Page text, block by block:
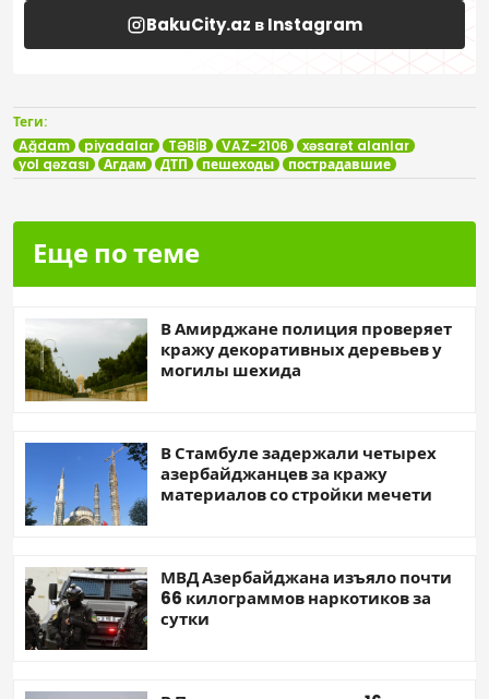
BakuCity.az в Instagram
Теги:
Ağdam
piyadalar TƏBİB VAZ-2106
xəsarət alanlar
yol qəzası
Агдам ДТП пешеходы пострадавшие
Еще по теме
В Амирджане полиция проверяет
кражу декоративных деревьев у
могилы шехида
В Стамбуле задержали четырех
азербайджанцев за кражу
материалов со стройки мечети
МВД Азербайджана изъяло почти
66 килограммов наркотиков за
сутки